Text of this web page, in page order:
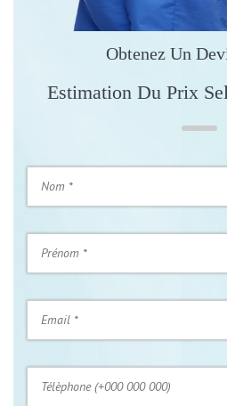
Obtenez Un
Estimation Du Prix